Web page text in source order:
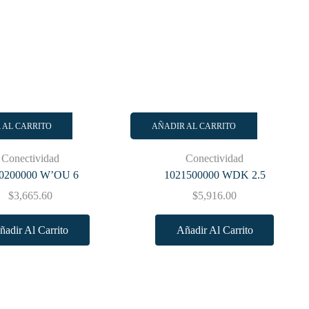
CARRITO
Conectividad
W’OU 6
$3,665.60
Al Carrito
AÑADIR AL CARRITO
Conectividad
1021500000 WDK 2.5
$5,916.00
Añadir Al Carrito